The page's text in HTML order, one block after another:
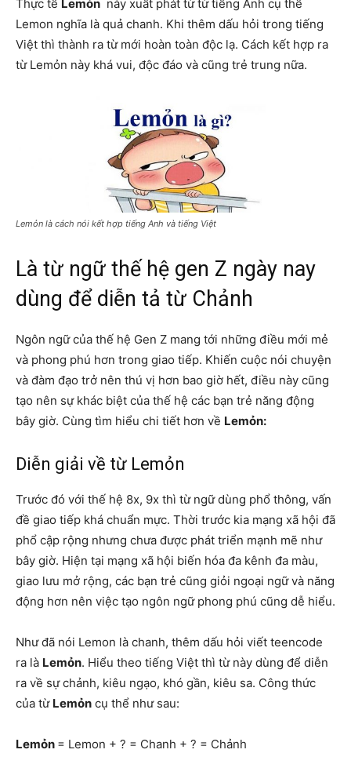
Thực tế Lemỏn này xuất phát từ từ tiếng Anh cụ thể
Lemon nghĩa là quả chanh. Khi thêm dấu hỏi trong tiếng
Việt thì thành ra từ mới hoàn toàn độc lạ. Cách kết hợp ra
từ Lemỏn này khá vui, độc đáo và cũng trẻ trung nữa.
Lemỏn là cách nói kết hợp tiếng Anh và tiếng Việt
Là từ ngữ thế hệ gen Z ngày nay
dùng để diễn tả từ Chảnh
Ngôn ngữ của thế hệ Gen Z mang tới những điều mới mẻ
và phong phú hơn trong giao tiếp. Khiến cuộc nói chuyện
và đàm đạo trở nên thú vị hơn bao giờ hết, điều này cũng
tạo nên sự khác biệt của thế hệ các bạn trẻ năng động
bây giờ. Cùng tìm hiểu chi tiết hơn về Lemỏn:
Diễn giải về từ Lemỏn
Trước đó với thế hệ 8x, 9x thì từ ngữ dùng phổ thông, vấn
đề giao tiếp khá chuẩn mực. Thời trước kia mạng xã hội đã
phổ cập rộng nhưng chưa được phát triển mạnh mẽ như
bây giờ. Hiện tại mạng xã hội biến hóa đa kênh đa màu,
giao lưu mở rộng, các bạn trẻ cũng giỏi ngoại ngữ và năng
động hơn nên việc tạo ngôn ngữ phong phú cũng dễ hiểu.
Như đã nói Lemon là chanh, thêm dấu hỏi viết teencode
ra là Lemỏn. Hiểu theo tiếng Việt thì từ này dùng để diễn
ra về sự chảnh, kiêu ngạo, khó gần, kiêu sa. Công thức
của từ Lemỏn cụ thể như sau:
Lemỏn = Lemon + ? = Chanh + ? = Chảnh